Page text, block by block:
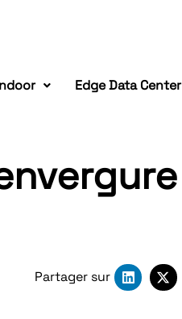
Edge Data Center
Partager sur